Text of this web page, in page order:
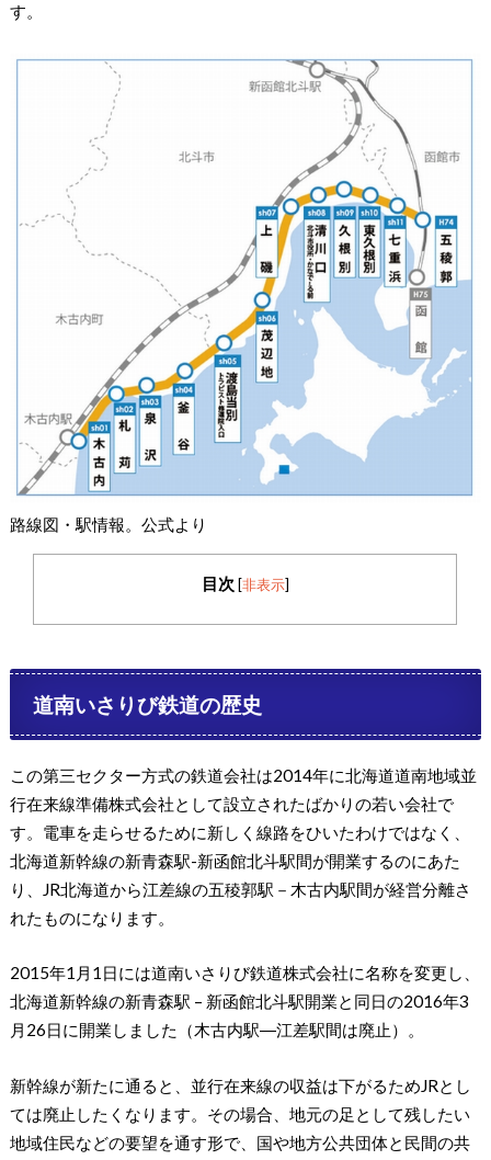
す。
路線図・駅情報。公式より
目次 [非表示]
道南いさりび鉄道の歴史
この第三セクター方式の鉄道会社は2014年に北海道道南地域並
行在来線準備株式会社として設立されたばかりの若い会社で
す。電車を走らせるために新しく線路をひいたわけではなく、
北海道新幹線の新青森駅-新函館北斗駅間が開業するのにあた
り、JR北海道から江差線の五稜郭駅－木古内駅間が経営分離さ
れたものになります。
2015年1月1日には道南いさりび鉄道株式会社に名称を変更し、
北海道新幹線の新青森駅 – 新函館北斗駅開業と同日の2016年3
月26日に開業しました（木古内駅―江差駅間は廃止）。
新幹線が新たに通ると、並行在来線の収益は下がるためJRとし
ては廃止したくなります。その場合、地元の足として残したい
地域住民などの要望を通す形で、国や地方公共団体と民間の共